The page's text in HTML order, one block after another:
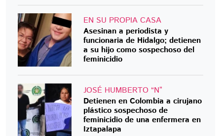
EN SU PROPIA CASA
Asesinan a periodista y
funcionaria de Hidalgo; detienen
a su hijo como sospechoso del
feminicidio
JOSÉ HUMBERTO “N”
Detienen en Colombia a cirujano
plástico sospechoso de
feminicidio de una enfermera en
Iztapalapa